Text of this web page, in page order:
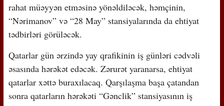
rahat müəyyən etməsinə yönəldiləcək, həmçinin,
“Nərimanov” və “28 May” stansiyalarında da ehtiyat
tədbirləri görüləcək.
Qatarlar gün ərzində yay qrafikinin iş günləri cədvəli
əsasında hərəkət edəcək. Zərurət yaranarsa, ehtiyat
qatarlar xəttə buraxılacaq. Qarşılaşma başa çatandan
sonra qatarların hərəkəti “Gənclik” stansiyasının iş